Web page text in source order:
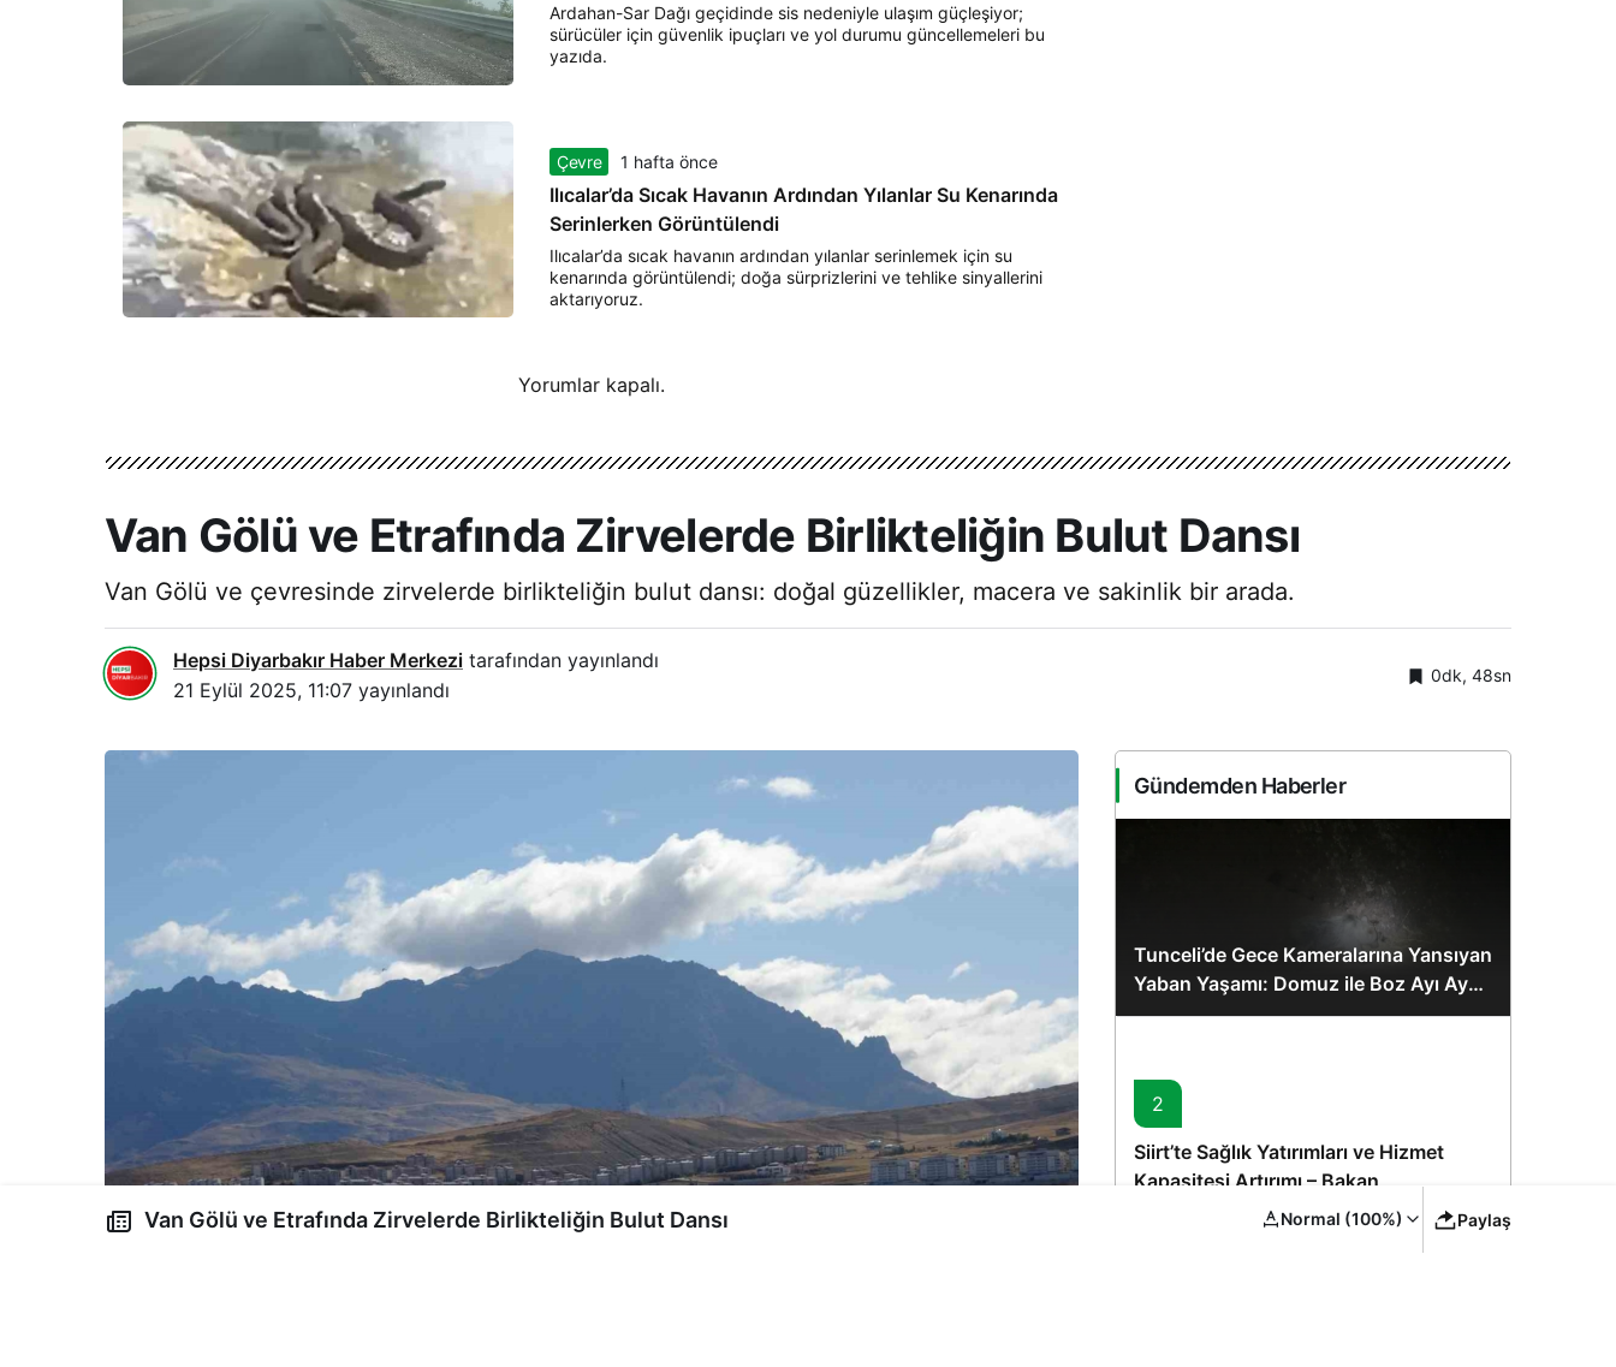
Ardahan-Sar Dağı geçidinde sis nedeniyle ulaşım güçleşiyor;
sürücüler için güvenlik ipuçları ve yol durumu güncellemeleri bu
yazıda.
Çevre 1 hafta önce
Ilıcalar’da Sıcak Havanın Ardından Yılanlar Su Kenarında
Serinlerken Görüntülendi
Ilıcalar’da sıcak havanın ardından yılanlar serinlemek için su
kenarında görüntülendi; doğa sürprizlerini ve tehlike sinyallerini
aktarıyoruz.
Yorumlar kapalı.
Van Gölü ve Etrafında Zirvelerde Birlikteliğin Bulut Dansı
Van Gölü ve çevresinde zirvelerde birlikteliğin bulut dansı: doğal güzellikler, macera ve sakinlik bir arada.
Hepsi Diyarbakır Haber Merkezi tarafından yayınlandı
21 Eylül 2025, 11:07 yayınlandı
0dk, 48sn
Van Gölü ve Etrafında Zirvelerde Birlikteliğin Bulut Dansı Normal (100%) Paylaş
Gündemden Haberler
Tunceli’de Gece Kameralarına Yansıyan
Yaban Yaşamı: Domuz ile Boz Ayı Aynı
Karede
2
Siirt’te Sağlık Yatırımları ve Hizmet
Kapasitesi Artırımı – Bakan
Memişoğlu’nun Ziyareti